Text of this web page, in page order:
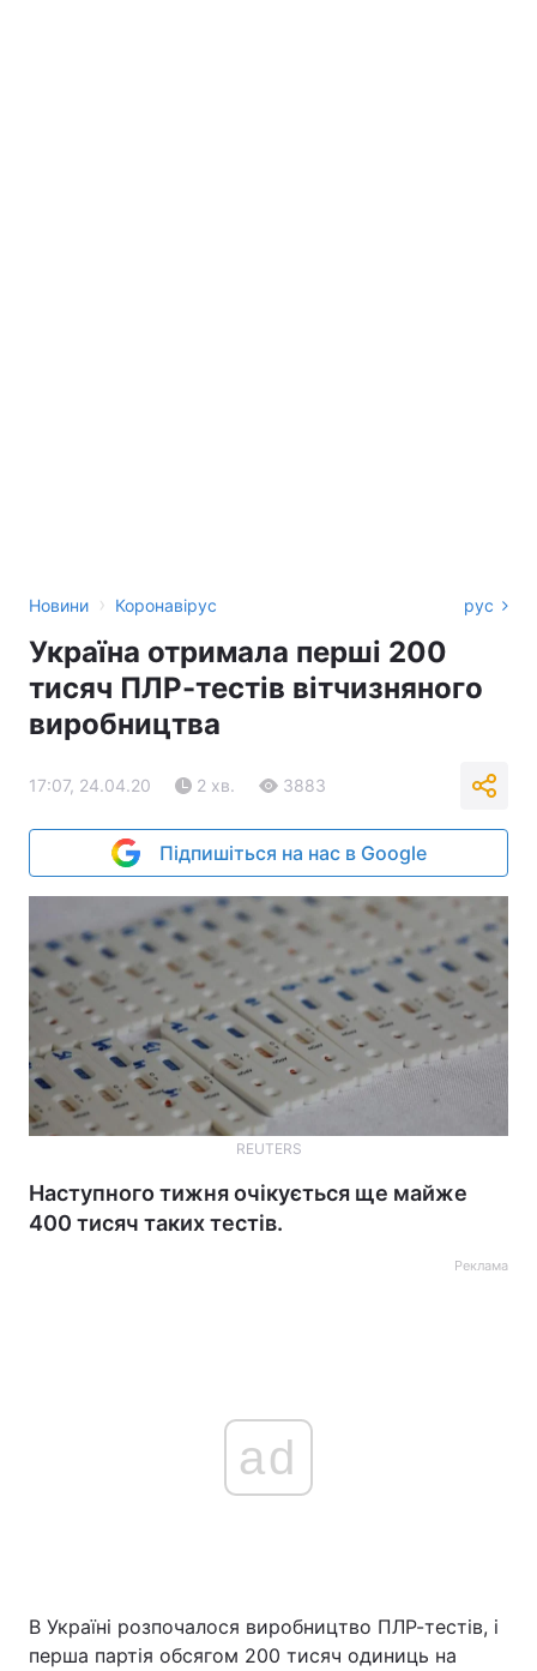
Новини › Коронавірус рус
Україна отримала перші 200
тисяч ПЛР-тестів вітчизняного
виробництва
17:07, 24.04.20 2 хв. 3883
Підпишіться на нас в Google
REUTERS
Наступного тижня очікується ще майже
400 тисяч таких тестів.
Реклама
ad
В Україні розпочалося виробництво ПЛР-тестів, і
перша партія обсягом 200 тисяч одиниць на